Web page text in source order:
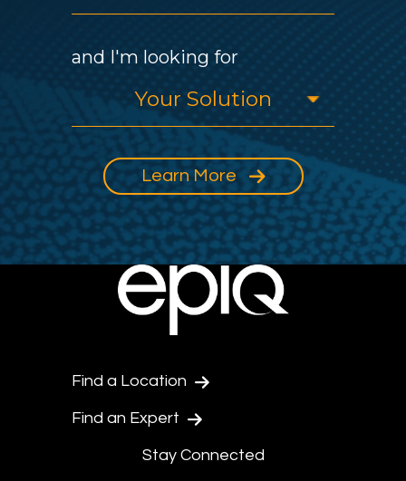
and I'm looking for
Learn More
Find a Location
Find an Expert
Stay Connected